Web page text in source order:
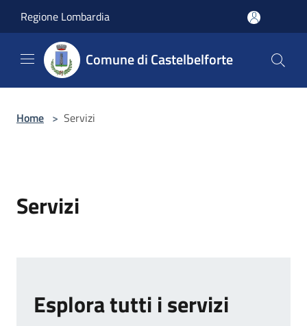
Regione Lombardia
Comune di Castelbelforte
Home > Servizi
Servizi
Esplora tutti i servizi